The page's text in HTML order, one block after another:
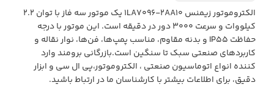
الکتروموتور زیمنس 1LA7096-2AA10 یک موتور سه فاز با توان 2.2
کیلووات و سرعت 3000 دور در دقیقه است. این موتور با درجه
حفاظت IP55 و بدنه مقاوم، مناسب پمپ‌ها، فن‌ها، نوار نقاله و
کاربردهای صنعتی سبک تا سنگین است.بازرگانی برومند وارد
کننده انواع اتوماسیون صنعتی ، الکتروموتور،پی ال سی و ابزار
دقیق، برای اطلاعات بیشتر با کارشناسان ما در ارتباط باشید.